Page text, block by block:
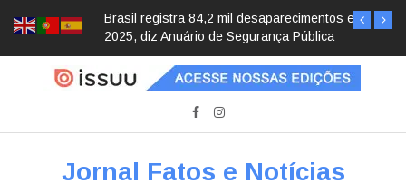
Brasil registra 84,2 mil desaparecimentos em
2025, diz Anuário de Segurança Pública
Jornal Fatos e Notícias